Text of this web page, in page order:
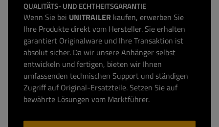
QUALITÄTS- UND ECHTHEITSGARANTIE
Wenn Sie bei UNITRAILER kaufen, erwerben Sie
Ihre Produkte direkt vom Hersteller. Sie erhalten
garantiert Originalware und Ihre Transaktion ist
absolut sicher. Da wir unsere Anhänger selbst
entwickeln und fertigen, bieten wir Ihnen
umfassenden technischen Support und ständigen
Zugriff auf Original-Ersatzteile. Setzen Sie auf
bewährte Lösungen vom Marktführer.